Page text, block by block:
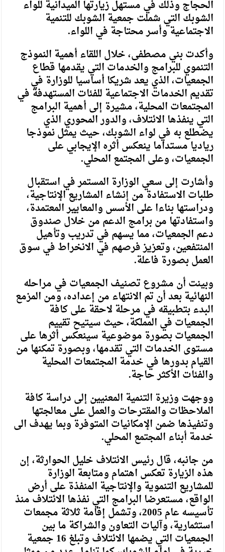
الحجاج وذلك في مستهل زيارتها الميدانية للواء
الشوبك التي شملت جمعية الشوبك للتنمية
الاجتماعية وأسر محتاجة في اللواء.
وأكدت بني مصطفى، خلال اللقاء أهمية النموذج
التنموي للبرامج والخدمات التي يقدمها قطاع
الجمعيات، الذي يعد شريكا أساسيا للوزارة في
تقديم الخدمات الاجتماعية للفئات المستهدفة في
المجتمعات المحلية، مشيرة إلى أهمية البرامج
التي ينفذها الائتلاف، والدور المحوري الذي
يضطلع به في لواء الشوبك، حيث يمثل نموذجا
رياديا مستداما ينعكس أثره الإيجابي على
الجمعيات، وعلى المجتمع المحلي.
وأشارت إلى سعي الوزارة المستمر في استقبال
طلبات الاستفادة من إنشاء المشاريع الإنتاجية،
ودراستها بناءا على الأسس والمعايير المعتمدة،
واستفادتها من برامج الدعم من خلال صندوق
دعم الجمعيات، مما يسهم في تدريب وتأهيل
المنتفعين، وتعزيز فرصهم في الانخراط في سوق
العمل بصورة فاعلة.
وبينت أن مشروع تصنيف الجمعيات في مراحله
النهائية بعد أن تم الانتهاء من إعداده، ومن المزمع
البدء بتطبيقه في مرحلة لاحقة على كافة
الجمعيات في المملكة، حيث سيتيح تقييم
الجمعيات بصورة موضوعية سينعكس أثرها على
مستوى الخدمات التي تقدمها، وبصورة تمكنها من
القيام بدورها في خدمة المجتمعات المحلية
والفئات الأكثر حاجة.
ووجهت وزيرة التنمية المعنيين إلى دراسة كافة
الملاحظات والمقترحات والعمل على معالجتها
وتنفيذها ضمن الإمكانيات المتوفرة وبما يهدف الى
خدمة أبناء المجتمع المحلي.
من جانبه، قال رئيس الائتلاف خليل الحوارثة، إن
هذه الزيارة تعكس اهتمام ومتابعة الوزارة
للمشاريع التنموية والإنتاجية المنفذة على أرض
الواقع، مستعرضا البرامج التي نفذها الائتلاف منذ
تأسيسه عام 2005، وتشمل إقامة ثلاثة مجمعات
استثمارية، وآليات التعاون والشراكة ما بين
الجمعيات التي يضمها الائتلاف وتبلغ 16 جمعية